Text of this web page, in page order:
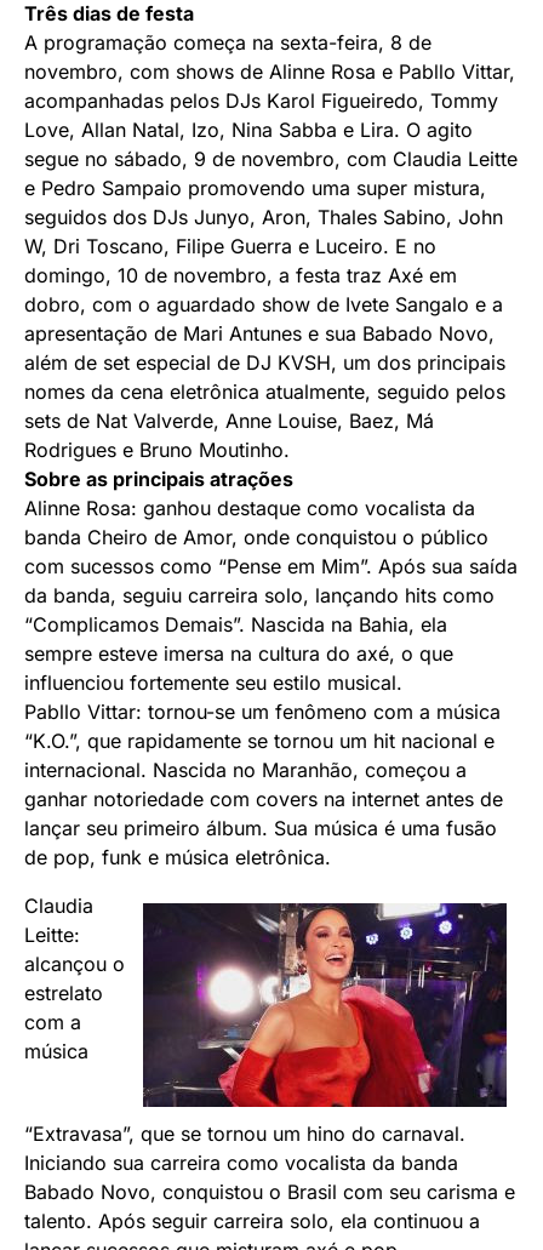
Três dias de festa
A programação começa na sexta-feira, 8 de
novembro, com shows de Alinne Rosa e Pabllo Vittar,
acompanhadas pelos DJs Karol Figueiredo, Tommy
Love, Allan Natal, Izo, Nina Sabba e Lira. O agito
segue no sábado, 9 de novembro, com Claudia Leitte
e Pedro Sampaio promovendo uma super mistura,
seguidos dos DJs Junyo, Aron, Thales Sabino, John
W, Dri Toscano, Filipe Guerra e Luceiro. E no
domingo, 10 de novembro, a festa traz Axé em
dobro, com o aguardado show de Ivete Sangalo e a
apresentação de Mari Antunes e sua Babado Novo,
além de set especial de DJ KVSH, um dos principais
nomes da cena eletrônica atualmente, seguido pelos
sets de Nat Valverde, Anne Louise, Baez, Má
Rodrigues e Bruno Moutinho.
Sobre as principais atrações
Alinne Rosa: ganhou destaque como vocalista da
banda Cheiro de Amor, onde conquistou o público
com sucessos como “Pense em Mim”. Após sua saída
da banda, seguiu carreira solo, lançando hits como
“Complicamos Demais”. Nascida na Bahia, ela
sempre esteve imersa na cultura do axé, o que
influenciou fortemente seu estilo musical.
Pabllo Vittar: tornou-se um fenômeno com a música
“K.O.”, que rapidamente se tornou um hit nacional e
internacional. Nascida no Maranhão, começou a
ganhar notoriedade com covers na internet antes de
lançar seu primeiro álbum. Sua música é uma fusão
de pop, funk e música eletrônica.
Claudia
Leitte:
alcançou o
estrelato
com a
música
“Extravasa”, que se tornou um hino do carnaval.
Iniciando sua carreira como vocalista da banda
Babado Novo, conquistou o Brasil com seu carisma e
talento. Após seguir carreira solo, ela continuou a